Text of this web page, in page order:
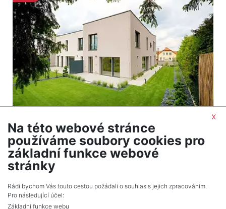
Dům na prodej / rodinný dům / 170 m
Praha
21 800 000 Kč (za nemovitost) Cena včetně
provize
x
Na této webové stránce
používáme soubory cookies pro
základní funkce webové
stránky
Rádi bychom Vás touto cestou požádali o souhlas s jejich zpracováním.
Pro následující účel:
Základní funkce webu